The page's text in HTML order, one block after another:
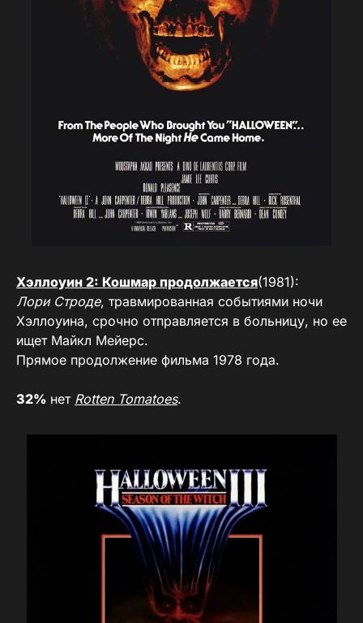
Хэллоуин 2: Кошмар продолжается(1981):
Лори Строде, травмированная событиями ночи
Хэллоуина, срочно отправляется в больницу, но ее
ищет Майкл Мейерс.
Прямое продолжение фильма 1978 года.
32% нет Rotten Tomatoes.